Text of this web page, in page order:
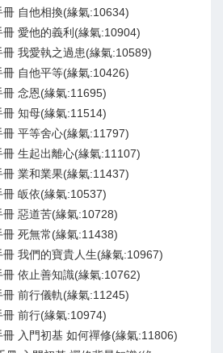
自他相換(緣氣:10634)
愛他的義利(緣氣:10904)
我愛執之過患(緣氣:10589)
自他平等(緣氣:10426)
念恩(緣氣:11695)
知母(緣氣:11514)
平等舍心(緣氣:11797)
生起出離心(緣氣:11107)
業和業果(緣氣:11437)
皈依(緣氣:10537)
惡道苦(緣氣:10728)
死無常(緣氣:11438)
我們的寶貴人生(緣氣:10967)
依止善知識(緣氣:10762)
前行儀軌(緣氣:11245)
前行(緣氣:10974)
入門初基 如何禪修(緣氣:11806)